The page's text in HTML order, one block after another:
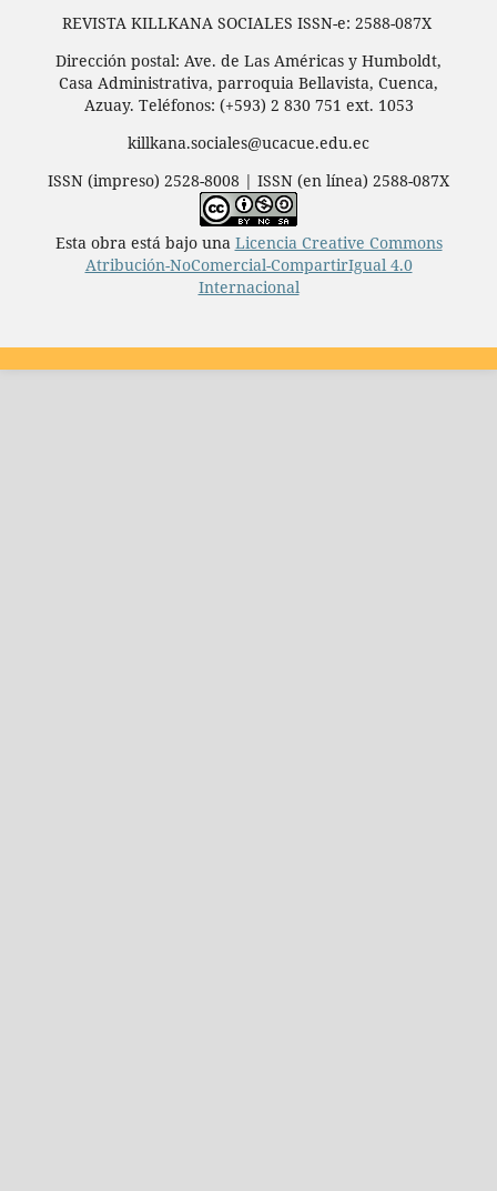
REVISTA KILLKANA SOCIALES ISSN-e: 2588-087X
Dirección postal: Ave. de Las Américas y Humboldt,
Casa Administrativa, parroquia Bellavista, Cuenca,
Azuay. Teléfonos: (+593) 2 830 751 ext. 1053
killkana.sociales@ucacue.edu.ec
ISSN (impreso) 2528-8008 | ISSN (en línea) 2588-087X
Esta obra está bajo una Licencia Creative Commons
Atribución-NoComercial-CompartirIgual 4.0
Internacional